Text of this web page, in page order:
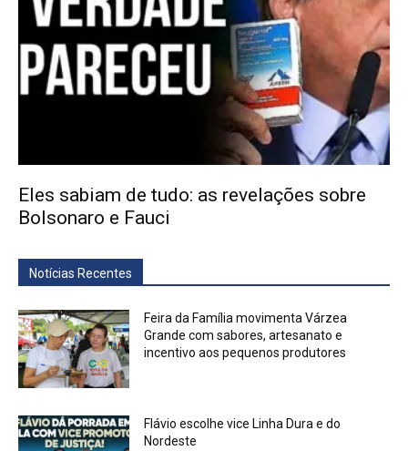
Eles sabiam de tudo: as revelações sobre
Bolsonaro e Fauci
Notícias Recentes
Feira da Família movimenta Várzea
Grande com sabores, artesanato e
incentivo aos pequenos produtores
Flávio escolhe vice Linha Dura e do
Nordeste